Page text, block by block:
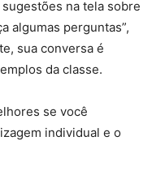
na tela sobre
algumas perguntas”,
sua conversa é
da classe.
se você
individual e o